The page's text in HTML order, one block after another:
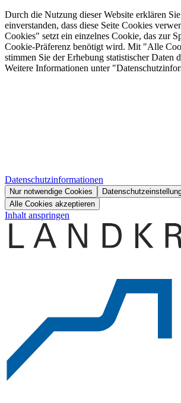
Durch die Nutzung dieser Website erklären
einverstanden, dass diese Seite Cookies
Cookies" setzt ein einzelnes Cookie, das zur
Cookie-Präferenz benötigt wird. Mit "Alle
stimmen Sie der Erhebung statistischer Daten
Weitere Informationen unter
Datenschutzinformationen
Nur notwendige Cookies
Alle Cookies akzeptieren
Inhalt anspringen